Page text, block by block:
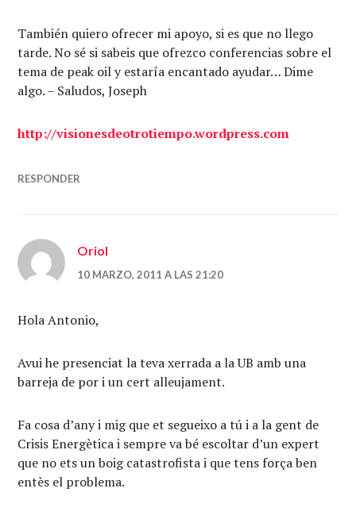
También quiero ofrecer mi apoyo, si es que no llego
tarde. No sé si sabeis que ofrezco conferencias sobre el
tema de peak oil y estaría encantado ayudar… Dime
algo. – Saludos, Joseph
http://visionesdeotrotiempo.wordpress.com
RESPONDER
Oriol
10 MARZO, 2011 A LAS 21:20
Hola Antonio,
Avui he presenciat la teva xerrada a la UB amb una
barreja de por i un cert alleujament.
Fa cosa d’any i mig que et segueixo a tú i a la gent de
Crisis Energètica i sempre va bé escoltar d’un expert
que no ets un boig catastrofista i que tens força ben
entès el problema.